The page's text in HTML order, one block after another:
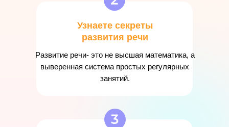
Узнаете секреты
развития речи
Развитие речи- это не высшая математика, а
выверенная система простых регулярных
занятий.